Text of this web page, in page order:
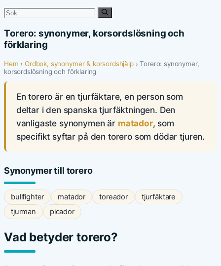
Sök
Torero: synonymer, korsordslösning och
förklaring
Hem ›Ordbok, synonymer & korsordshjälp› Torero: synonymer,
korsordslösning och förklaring
En torero är en tjurfäktare, en person som
deltar i den spanska tjurfäktningen. Den
vanligaste synonymen är matador, som
specifikt syftar på den torero som dödar tjuren.
Synonymer till torero
bullfighter matador toreador
tjurfäktare
tjurman
picador
Vad betyder torero?